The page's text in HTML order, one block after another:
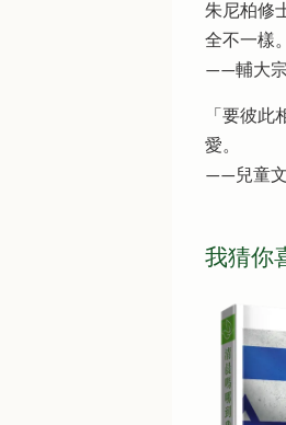
朱尼柏修
全不一樣。
——輔大宗
「要彼
愛。
——兒童文
我猜你